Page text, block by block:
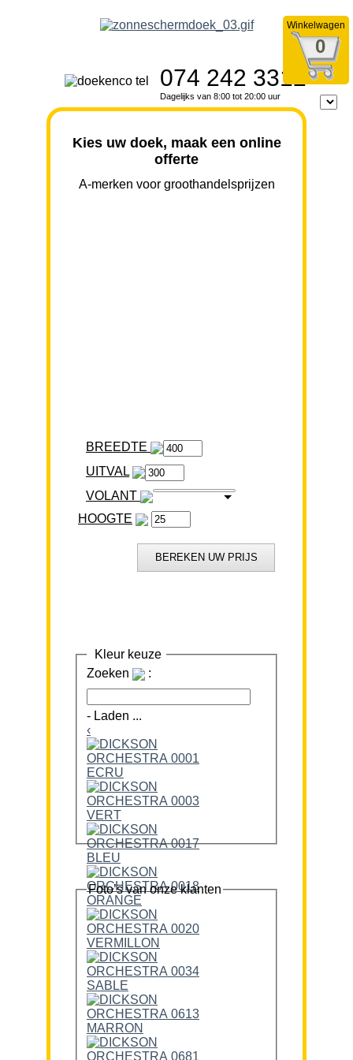
Winkelwagen
0
074 242 3312
Dagelijks van 8:00 tot 20:00 uur
Kies uw doek, maak een online
offerte
A-merken voor groothandelsprijzen
BREEDTE
VOLANT
HOOGTE
Kleur keuze
Zoeken
:
- Laden ...
‹
Foto’s van onze klanten